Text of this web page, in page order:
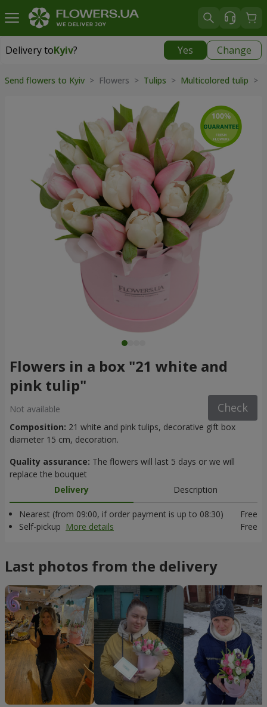
Delivery toKyiv? Yes Change
Delivery toKyiv
Send flowers to Kyiv > Flowers > Tulips > Multicolored tulip >
Flowers in a box "21 white and
pink tulip"
Not available Check
Composition: 21 white and pink tulips, decorative gift box
diameter 15 cm, decoration.
Quality assurance: The flowers will last 5 days or we will
replace the bouquet
Delivery
Description
Nearest (from 09:00, if order payment is up to 08:30)
Free
Self-pickup More details Free
Last photos from the delivery